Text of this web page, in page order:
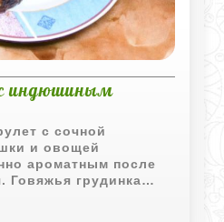
индюшиным
с сочной
и овощей
ароматным после
Говяжья грудинка
а внутри сохраняется
сок.